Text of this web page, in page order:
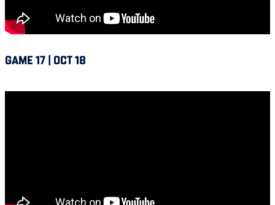
GAME 17 | OCT 18